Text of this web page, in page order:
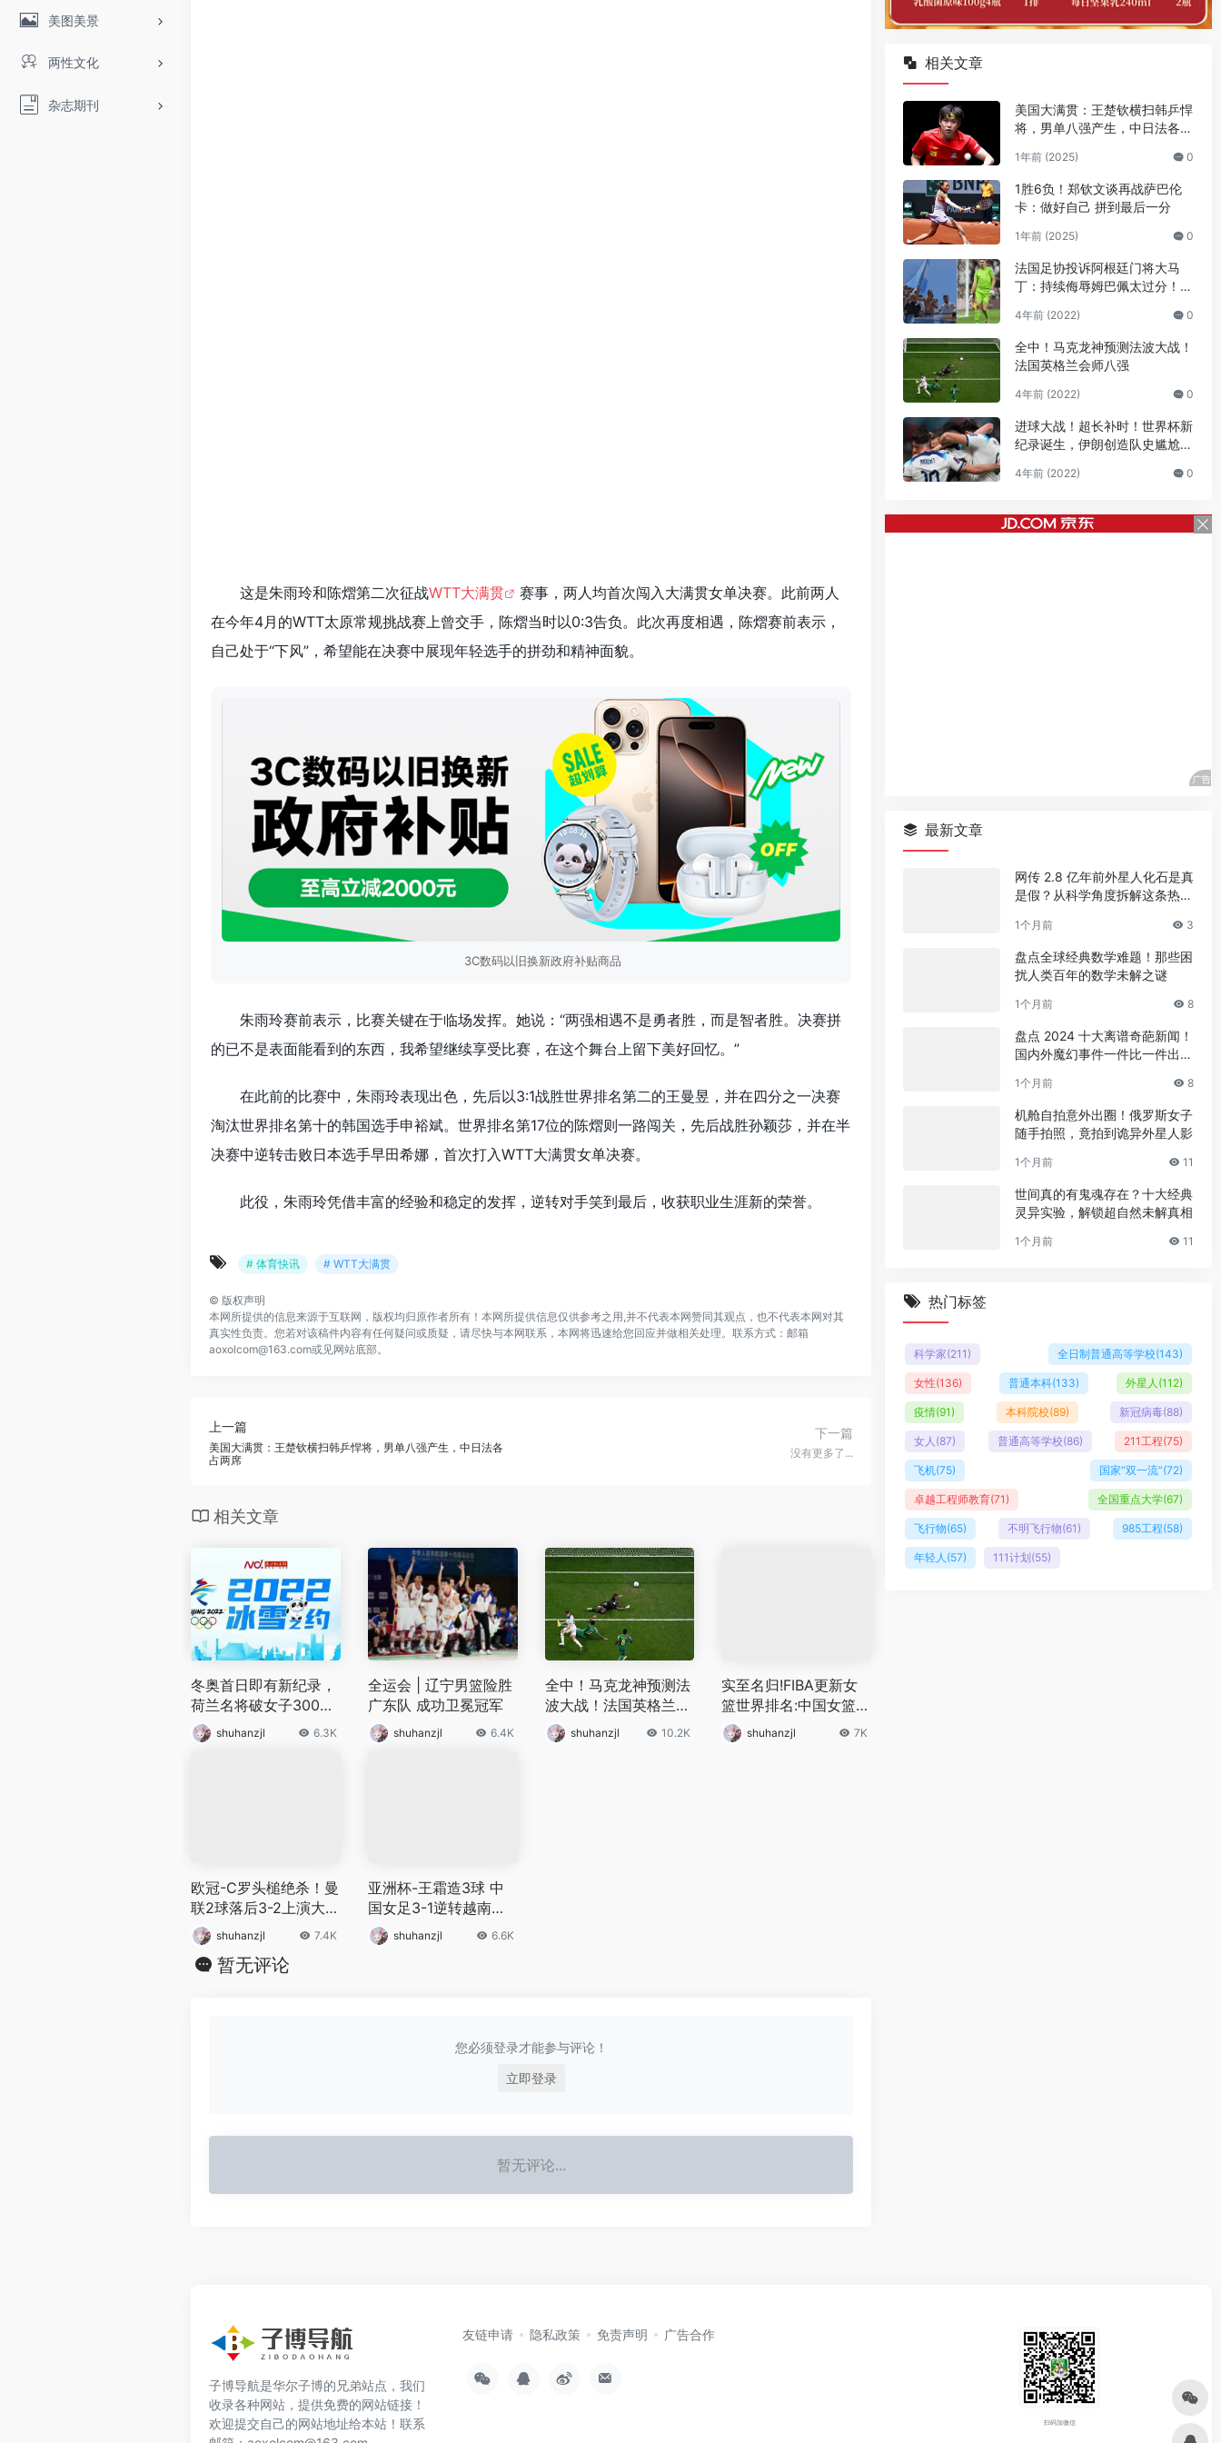
美图美景
两性文化
杂志期刊
这是朱雨玲和陈熠第二次征战WTT大满贯
赛事，两人均首次闯入大满贯女单决赛。此前两人
在今年4月的WTT太原常规挑战赛上曾交手，陈熠当时以0:3告负。此次再度相遇，陈熠赛前表示，
自己处于“下风”，希望能在决赛中展现年轻选手的拼劲和精神面貌。
3C数码以旧换新政府补贴商品
朱雨玲赛前表示，比赛关键在于临场发挥。她说：“两强相遇不是勇者胜，而是智者胜。决赛拼
的已不是表面能看到的东西，我希望继续享受比赛，在这个舞台上留下美好回忆。”
在此前的比赛中，朱雨玲表现出色，先后以3:1战胜世界排名第二的王曼昱，并在四分之一决赛
淘汰世界排名第十的韩国选手申裕斌。世界排名第17位的陈熠则一路闯关，先后战胜孙颖莎，并在半
决赛中逆转击败日本选手早田希娜，首次打入WTT大满贯女单决赛。
此役，朱雨玲凭借丰富的经验和稳定的发挥，逆转对手笑到最后，收获职业生涯新的荣誉。
# 体育快讯 # WTT大满贯
© 版权声明
本网所提供的信息来源于互联网，版权均归原作者所有！本网所提供信息仅供参考之用,并不代表本网赞同其观点，也不代表本网对其
真实性负责。您若对该稿件内容有任何疑问或质疑，请尽快与本网联系，本网将迅速给您回应并做相关处理。联系方式：邮箱
aoxolcom@163.com或见网站底部。
上一篇
美国大满贯：王楚钦横扫韩乒悍将，男单八强产生，中日法各
占两席
下一篇
没有更多了...
相关文章
冬奥首日即有新纪录，
荷兰名将破女子3000
米速滑奥运纪录
shuhanzjl 6.3K
全运会 | 辽宁男篮险胜
广东队 成功卫冕冠军
shuhanzjl 6.4K
全中！马克龙神预测法
波大战！法国英格兰会
师八强shuhanzjl 10.2K
实至名归!FIBA更新女
篮世界排名:中国女篮升
至第二shuhanzjl 7K
欧冠-C罗头槌绝杀！曼
联2球落后3-2上演大
逆转 shuhanzjl 7.4K
亚洲杯-王霜造3球 中
国女足3-1逆转越南晋
级世界杯shuhanzjl 6.6K
暂无评论
您必须登录才能参与评论！
立即登录
暂无评论...
相关文章
美国大满贯：王楚钦横扫韩乒悍
将，男单八强产生，中日法各占
1年前 (2025) 0
1胜6负！郑钦文谈再战萨巴伦
卡：做好自己 拼到最后一分
1年前 (2025) 0
法国足协投诉阿根廷门将大马
丁：持续侮辱姆巴佩太过分！两
4年前 (2022) 0
全中！马克龙神预测法波大战！
法国英格兰会师八强
4年前 (2022) 0
进球大战！超长补时！世界杯新
纪录诞生，伊朗创造队史尴尬纪
4年前 (2022) 0
最新文章
网传 2.8 亿年前外星人化石是真
是假？从科学角度拆解这条热门
1个月前 3
盘点全球经典数学难题！那些困
扰人类百年的数学未解之谜
1个月前 8
盘点 2024 十大离谱奇葩新闻！
国内外魔幻事件一件比一件出人
1个月前 8
机舱自拍意外出圈！俄罗斯女子
随手拍照，竟拍到诡异外星人影
1个月前 11
世间真的有鬼魂存在？十大经典
灵异实验，解锁超自然未解真相
1个月前 11
热门标签
科学家(211) 全日制普通高等学校(143)
女性(136) 普通本科(133) 外星人 (112)
疫情(91) 本科院校(89) 新冠病毒(88)
女人 (87) 普通高等学校(86) 211工程(75)
飞机(75) 国家“双一流”(72)
卓越工程师教育(71) 全国重点大学(67)
飞行物(65) 不明飞行物(61) 985工程(58)
年轻人 (57) 111计划(55)
子博导航是华尔子博的兄弟站点，我们
收录各种网站，提供免费的网站链接！
欢迎提交自己的网站地址给本站！联系
友链申请 隐私政策 免责声明 广告合作
扫码加微信